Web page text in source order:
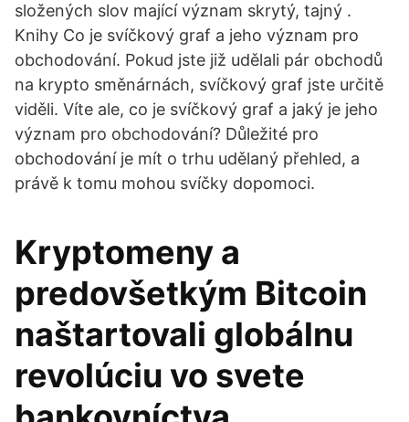
složených slov mající význam skrytý, tajný .
Knihy Co je svíčkový graf a jeho význam pro
obchodování. Pokud jste již udělali pár obchodů
na krypto směnárnách, svíčkový graf jste určitě
viděli. Víte ale, co je svíčkový graf a jaký je jeho
význam pro obchodování? Důležité pro
obchodování je mít o trhu udělaný přehled, a
právě k tomu mohou svíčky dopomoci.
Kryptomeny a
predovšetkým Bitcoin
naštartovali globálnu
revolúciu vo svete